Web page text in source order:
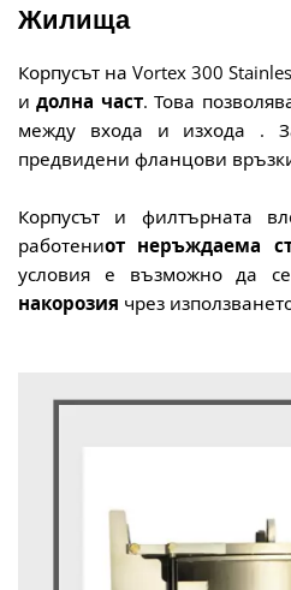
Жилища
Корпусът на Vortex 300
идолна част.Това
между входа и изхода .
предвидени фланцови
Корпусът и филтърната
работениот неръждаема
условия е възможно да се
накорозия чрез